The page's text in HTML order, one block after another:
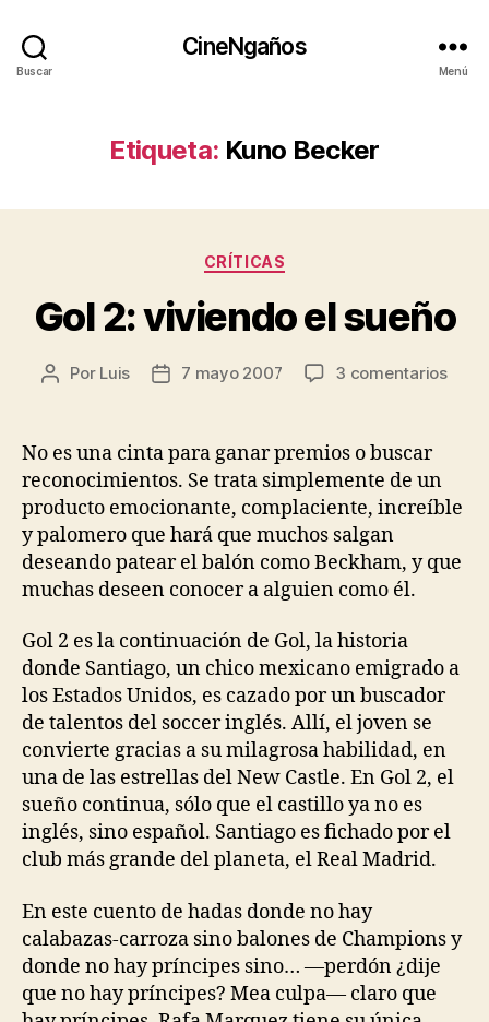
Buscar
CineNgaños
Menú
Etiqueta: Kuno Becker
Categorías
CRÍTICAS
Gol 2: viviendo el sueño
Autor
entrada
Por Luis
Fecha
entrada
7 mayo 2007 3 comentariosen
No es una cinta para ganar premios o buscar
reconocimientos. Se trata simplemente de un
producto emocionante, complaciente, increíble
y palomero que hará que muchos salgan
deseando patear el balón como Beckham, y que
muchas deseen conocer a alguien como él.
Gol 2 es la continuación de Gol, la historia
donde Santiago, un chico mexicano emigrado a
los Estados Unidos, es cazado por un buscador
de talentos del soccer inglés. Allí, el joven se
convierte gracias a su milagrosa habilidad, en
una de las estrellas del New Castle. En Gol 2, el
sueño continua, sólo que el castillo ya no es
inglés, sino español. Santiago es fichado por el
club más grande del planeta, el Real Madrid.
En este cuento de hadas donde no hay
calabazas-carroza sino balones de Champions y
donde no hay príncipes sino… —perdón ¿dije
que no hay príncipes? Mea culpa— claro que